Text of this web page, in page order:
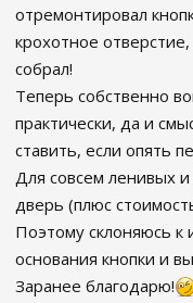
отремонтировал
крохотное
собрал!
Теперь собственно
практически, да и
ставить, если опять
Для совсем ленивых
дверь (плюс
Поэтому склоняюсь
основания кнопки и
Заранее благодарю!